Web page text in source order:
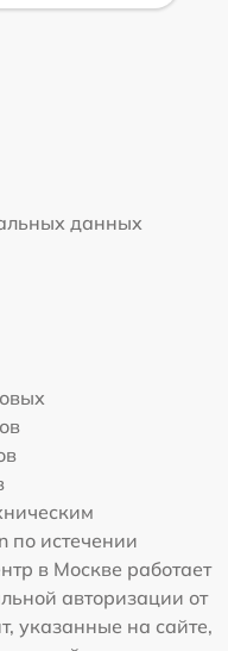
данных
по истечении
в Москве работает
авторизации от
указанные на сайте,